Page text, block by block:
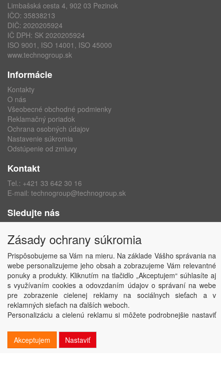
Limbašská cesta 4, 902 03 Pezinok
IČO: 35838213
DIČ: 2020205924
IČ DPH: SK 2020205924
ISO 9001, ISO 14001, ISO 45000
www.technogroup.sk
Informácie
Kontakty
O nás
Všeobecné obchodné podmienky
Reklamačný poriadok
Ochrana osobných údajov
Nastavenie súkromia
Odstúpenie od zmluvy
Kontakt
Tel.: +421 33 642 30 16
E-mail: technogroup@technogroup.sk
Sledujte nás
Instagram
Copyright © TECHNO GROUP spol. s r.o.2026
Powered by ABRA
Zásady ochrany súkromia
Prispôsobujeme sa Vám na mieru. Na základe Vášho správania na
webe personalizujeme jeho obsah a zobrazujeme Vám relevantné
ponuky a produkty. Kliknutím na tlačidlo „Akceptujem“ súhlasíte aj
s využívaním cookies a odovzdaním údajov o správaní na webe
pre zobrazenie cielenej reklamy na sociálnych sieťach a v
reklamných sieťach na ďalších weboch.
Personalizáciu a cielenú reklamu si môžete podrobnejšie nastaviť
Akceptujem
Nastaviť